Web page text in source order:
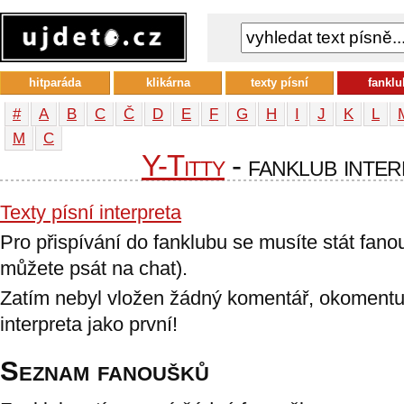
# A B C Č D E F G H I J K L
М
С
Y-Titty- fanklub
Texty písní interpreta
Pro přispívání do fanklubu se musíte stát
můžete psát na chat).
Zatím nebyl vložen žádný komentář,
interpreta jako první!
Seznam fanoušků
hitparáda klikárna texty písní